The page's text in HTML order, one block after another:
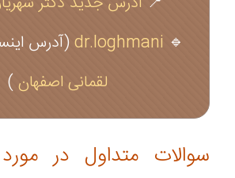
🔹
dr.loghmani (آدرس
لقمانی اصفهان )
سوالات متداول در